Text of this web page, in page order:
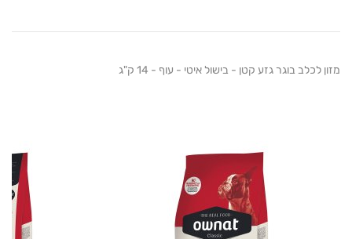
בוגר גזע קטן - בישול איטי - עוף - 14 ק"ג